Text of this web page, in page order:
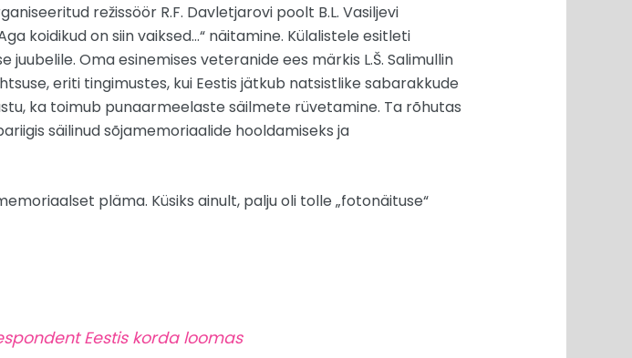
režissöör R.F. Davletjarovi poolt B.L. Vasiljevi
koidikud on siin vaiksed…“ näitamine. Külalistele esitleti
Oma esinemises veteranide ees märkis L.Š. Salimullin
eriti tingimustes, kui Eestis jätkub natsistlike sabarakkude
ka toimub punaarmeelaste säilmete rüvetamine. Ta rõhutas
säilinud sõjamemoriaalide hooldamiseks ja
pläma. Küsiks ainult, palju oli tolle „fotonäituse“
Eestis korda loomas